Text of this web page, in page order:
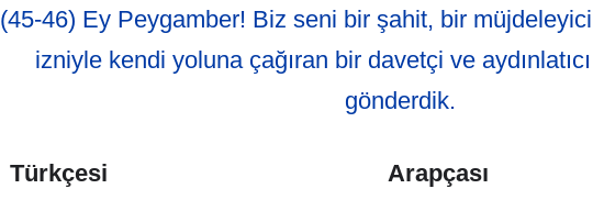
(45-46) Ey Peygamber! Biz seni bir şahit, bir müjdeleyici,
izniyle kendi yoluna çağıran bir davetçi ve
gönderdik.
Türkçesi Arapçası